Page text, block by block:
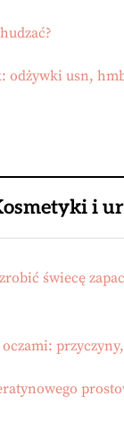
odżywki usn,
i
świecę